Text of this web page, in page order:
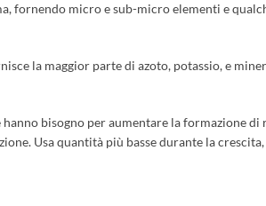
fornendo micro e sub-micro elementi e
la maggior parte di azoto, potassio, e
bisogno per aumentare la formazione di
Usa quantità più basse durante la